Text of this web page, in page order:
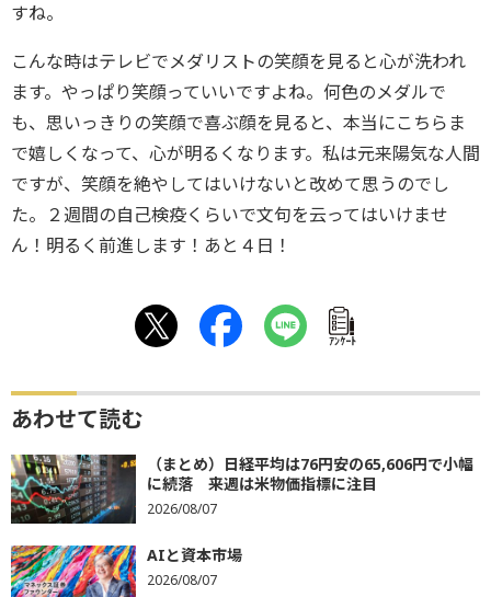
すね。
こんな時はテレビでメダリストの笑顔を見ると心が洗われ
ます。やっぱり笑顔っていいですよね。何色のメダルで
も、思いっきりの笑顔で喜ぶ顔を見ると、本当にこちらま
で嬉しくなって、心が明るくなります。私は元来陽気な人間
ですが、笑顔を絶やしてはいけないと改めて思うのでし
た。２週間の自己検疫くらいで文句を云ってはいけませ
ん！明るく前進します！あと４日！
ｱﾝｹｰﾄ
あわせて読む
（まとめ）日経平均は76円安の65,606円で小幅
に続落 来週は米物価指標に注目
2026/08/07
AIと資本市場
2026/08/07